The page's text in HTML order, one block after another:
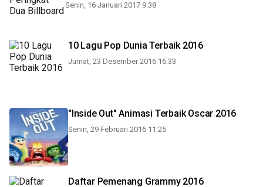
Senin, 16 Januari 2017 9:38
10 Lagu Pop Dunia Terbaik 2016
Jumat, 23 Desember 2016 16:33
"Inside Out" Animasi Terbaik Oscar 2016
Senin, 29 Februari 2016 11:25
Daftar Pemenang Grammy 2016